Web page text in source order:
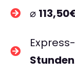
⌀
Stunden